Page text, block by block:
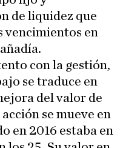
de liquidez que
vencimientos en
con la gestión,
se traduce en
del valor de
acción se mueve en
en 2016 estaba en